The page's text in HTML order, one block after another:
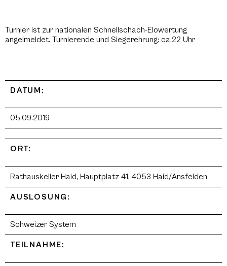
Turnier ist zur nationalen Schnellschach-Elowertung
angelmeldet. Turnierende und Siegerehrung: ca.22 Uhr
DATUM:
05.09.2019
ORT:
Rathauskeller Haid, Hauptplatz 41, 4053 Haid/Ansfelden
AUSLOSUNG:
Schweizer System
TEILNAHME: